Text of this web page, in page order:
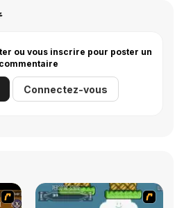
ou vous inscrire pour poster un
commentaire
Connectez-vous